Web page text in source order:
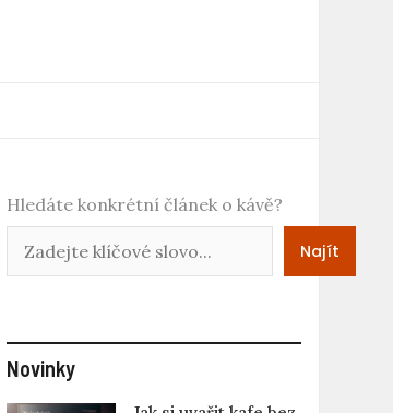
Hledáte konkrétní článek o kávě?
Najít
Novinky